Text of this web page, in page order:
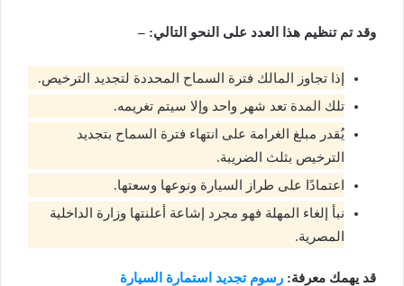
وقد تم تنظيم هذا العدد على النحو التالي: –
إذا تجاوز المالك فترة السماح المحددة لتجديد الترخيص.
تلك المدة تعد شهر واحد وإلا سيتم تغريمه.
يُقدر مبلغ الغرامة على انتهاء فترة السماح بتجديد
الترخيص بثلث الضريبة.
اعتمادًا على طراز السيارة ونوعها وسعتها.
نبأ إلغاء المهلة فهو مجرد إشاعة أعلنتها وزارة الداخلية
المصرية.
قد يهمك معرفة: رسوم تجديد استمارة السيارة